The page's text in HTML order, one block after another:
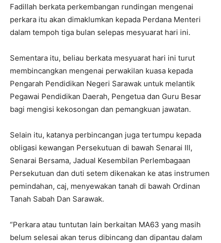
Fadillah berkata perkembangan rundingan mengenai
perkara itu akan dimaklumkan kepada Perdana Menteri
dalam tempoh tiga bulan selepas mesyuarat hari ini.
Sementara itu, beliau berkata mesyuarat hari ini turut
membincangkan mengenai perwakilan kuasa kepada
Pengarah Pendidikan Negeri Sarawak untuk melantik
Pegawai Pendidikan Daerah, Pengetua dan Guru Besar
bagi mengisi kekosongan dan pemangkuan jawatan.
Selain itu, katanya perbincangan juga tertumpu kepada
obligasi kewangan Persekutuan di bawah Senarai III,
Senarai Bersama, Jadual Kesembilan Perlembagaan
Persekutuan dan duti setem dikenakan ke atas instrumen
pemindahan, caj, menyewakan tanah di bawah Ordinan
Tanah Sabah Dan Sarawak.
“Perkara atau tuntutan lain berkaitan MA63 yang masih
belum selesai akan terus dibincang dan dipantau dalam